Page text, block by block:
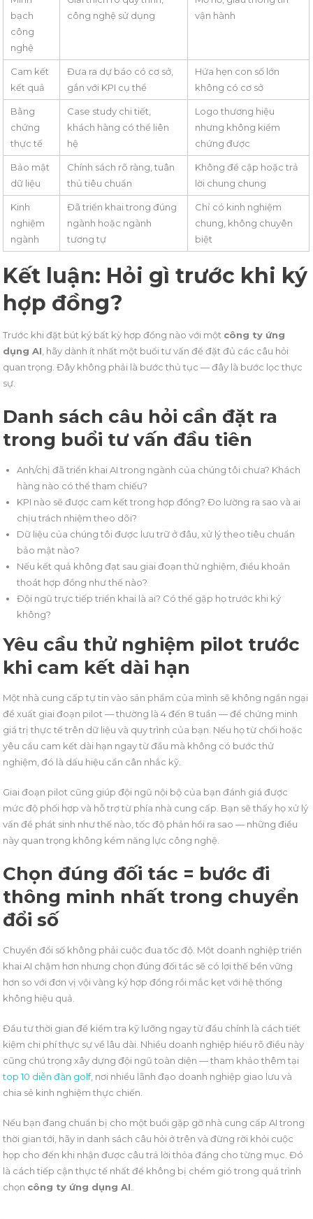
bạch
công
nghệ
công nghệ sử dụng
vận hành
Cam kết
kết quả
Đưa ra dự báo có cơ sở,
gắn với KPI cụ thể
Hứa hẹn con số lớn
không có cơ sở
Bằng
chứng
thực tế
Case study chi tiết,
khách hàng có thể liên
hệ
Logo thương hiệu
nhưng không kiểm
chứng được
Bảo mật
dữ liệu
Chính sách rõ ràng, tuân
thủ tiêu chuẩn
Không đề cập hoặc trả
lời chung chung
Kinh
nghiệm
ngành
Đã triển khai trong đúng
ngành hoặc ngành
tương tự
Chỉ có kinh nghiệm
chung, không chuyên
biệt
Kết luận: Hỏi gì trước khi ký
hợp đồng?
Trước khi đặt bút ký bất kỳ hợp đồng nào với một công ty ứng
dụng AI , hãy dành ít nhất một buổi tư vấn để đặt đủ các câu hỏi
quan trọng. Đây không phải là bước thủ tục — đây là bước lọc thực
sự.
Danh sách câu hỏi cần đặt ra
trong buổi tư vấn đầu tiên
Anh/chị đã triển khai AI trong ngành của chúng tôi chưa? Khách
hàng nào có thể tham chiếu?
KPI nào sẽ được cam kết trong hợp đồng? Đo lường ra sao và ai
chịu trách nhiệm theo dõi?
Dữ liệu của chúng tôi được lưu trữ ở đâu, xử lý theo tiêu chuẩn
bảo mật nào?
Nếu kết quả không đạt sau giai đoạn thử nghiệm, điều khoản
thoát hợp đồng như thế nào?
Đội ngũ trực tiếp triển khai là ai? Có thể gặp họ trước khi ký
không?
Yêu cầu thử nghiệm pilot trước
khi cam kết dài hạn
Một nhà cung cấp tự tin vào sản phẩm của mình sẽ không ngần ngại
đề xuất giai đoạn pilot — thường là 4 đến 8 tuần — để chứng minh
giá trị thực tế trên dữ liệu và quy trình của bạn. Nếu họ từ chối hoặc
yêu cầu cam kết dài hạn ngay từ đầu mà không có bước thử
nghiệm, đó là dấu hiệu cần cân nhắc kỹ.
Giai đoạn pilot cũng giúp đội ngũ nội bộ của bạn đánh giá được
mức độ phối hợp và hỗ trợ từ phía nhà cung cấp. Bạn sẽ thấy họ xử lý
vấn đề phát sinh như thế nào, tốc độ phản hồi ra sao — những điều
này quan trọng không kém năng lực công nghệ.
Chọn đúng đối tác = bước đi
thông minh nhất trong chuyển
đổi số
Chuyển đổi số không phải cuộc đua tốc độ. Một doanh nghiệp triển
khai AI chậm hơn nhưng chọn đúng đối tác sẽ có lợi thế bền vững
hơn so với đơn vị vội vàng ký hợp đồng rồi mắc kẹt với hệ thống
không hiệu quả.
Đầu tư thời gian để kiểm tra kỹ lưỡng ngay từ đầu chính là cách tiết
kiệm chi phí thực sự về lâu dài. Nhiều doanh nghiệp hiểu rõ điều này
cũng chú trọng xây dựng đội ngũ toàn diện — tham khảo thêm tại
top 10 diễn đàn golf, nơi nhiều lãnh đạo doanh nghiệp giao lưu và
chia sẻ kinh nghiệm thực chiến.
Nếu bạn đang chuẩn bị cho một buổi gặp gỡ nhà cung cấp AI trong
thời gian tới, hãy in danh sách câu hỏi ở trên và đừng rời khỏi cuộc
họp cho đến khi nhận được câu trả lời thỏa đáng cho từng mục. Đó
là cách tiếp cận thực tế nhất để không bị chém gió trong quá trình
chọn công ty ứng dụng AI